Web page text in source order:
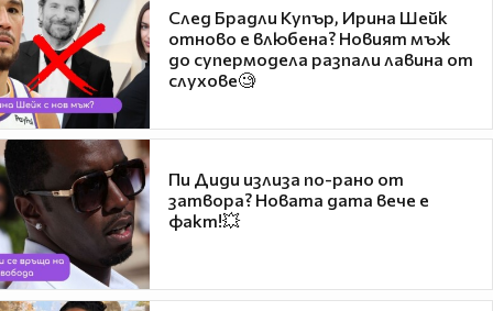
След Брадли Купър, Ирина Шейк
отново е влюбена? Новият мъж
до супермодела разпали лавина от
слухове🧐
Пи Диди излиза по-рано от
затвора? Новата дата вече е
факт!💥